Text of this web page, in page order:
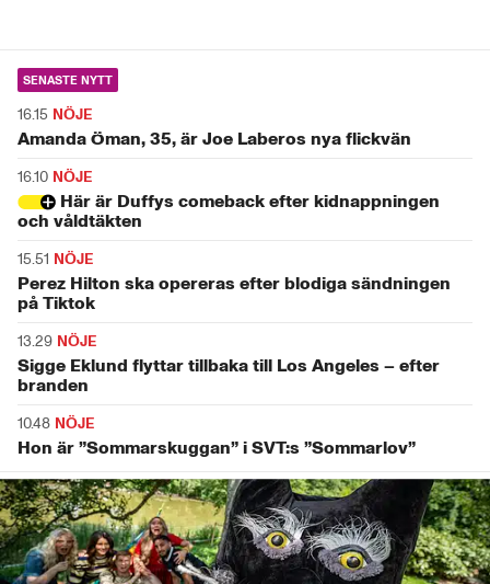
SENASTE NYTT
16.15 NÖJE
Amanda Öman, 35, är Joe Laberos nya flickvän
16.10 NÖJE
Här är Duffys comeback efter kidnappningen
och våldtäkten
15.51 NÖJE
Perez Hilton ska opereras efter blodiga sändningen
på Tiktok
13.29 NÖJE
Sigge Eklund flyttar tillbaka till Los Angeles – efter
branden
10.48 NÖJE
Hon är ”Sommarskuggan” i SVT:s ”Sommarlov”